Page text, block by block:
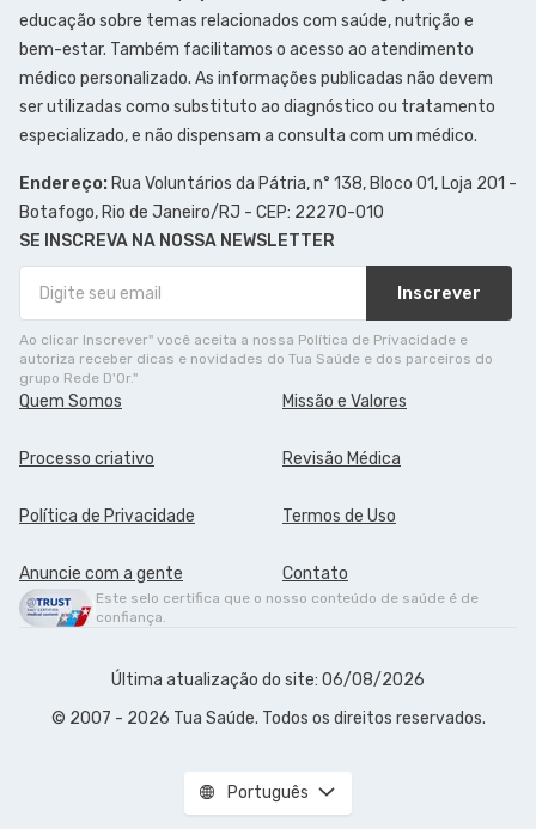
educação sobre temas relacionados com saúde, nutrição e
bem-estar. Também facilitamos o acesso ao atendimento
médico personalizado. As informações publicadas não devem
ser utilizadas como substituto ao diagnóstico ou tratamento
especializado, e não dispensam a consulta com um médico.
Endereço: Rua Voluntários da Pátria, n° 138, Bloco 01, Loja 201 -
Botafogo, Rio de Janeiro/RJ - CEP: 22270-010
SE INSCREVA NA NOSSA NEWSLETTER
Inscrever
Ao clicar Inscrever" você aceita a nossa Política de Privacidade e
autoriza receber dicas e novidades do Tua Saúde e dos parceiros do
grupo Rede D'Or."
Quem Somos Missão e Valores
Processo criativo Revisão Médica
Política de Privacidade Termos de Uso
Anuncie com a gente Contato
Este selo certifica que o nosso conteúdo de saúde é de
confiança.
Última atualização do site: 06/08/2026
© 2007 - 2026 Tua Saúde. Todos os direitos reservados.
Português